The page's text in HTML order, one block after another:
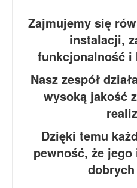
Zajmujemy się
instalacji,
funkcjonalność i
Nasz zespół
wysoką jakość
Dzięki temu
pewność, że